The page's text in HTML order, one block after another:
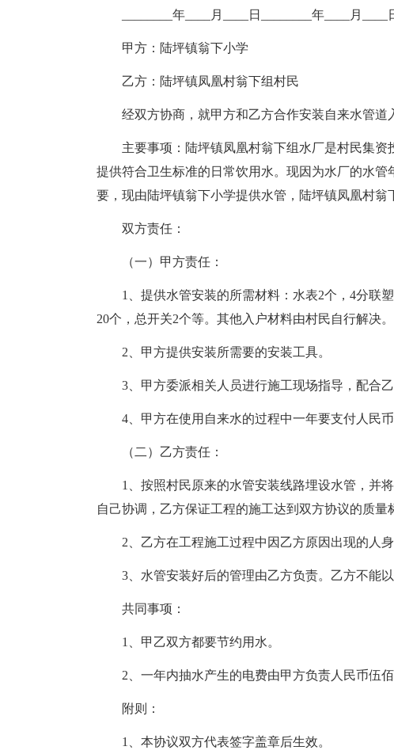
________年____月____日________年____月____
甲方：陆坪镇翁下小学
乙方：陆坪镇凤凰村翁下组村民
经双方协商，就甲方和乙方合作安装自来水管道
主要事项：陆坪镇凤凰村翁下组水厂是村民集
提供符合卫生标准的日常饮用水。现因为水厂的水
要，现由陆坪镇翁下小学提供水管，陆坪镇凤凰村翁
双方责任：
（一）甲方责任：
1、提供水管安装的所需材料：水表2个，4分联
20个，总开关2个等。其他入户材料由村民自行解决。
2、甲方提供安装所需要的安装工具。
3、甲方委派相关人员进行施工现场指导，配合乙
4、甲方在使用自来水的过程中一年要支付人民
（二）乙方责任：
1、按照村民原来的水管安装线路埋设水管，并
自己协调，乙方保证工程的施工达到双方协议的质量
2、乙方在工程施工过程中因乙方原因出现的人
3、水管安装好后的管理由乙方负责。乙方不能
共同事项：
1、甲乙双方都要节约用水。
2、一年内抽水产生的电费由甲方负责人民币伍
附则：
1、本协议双方代表签字盖章后生效。